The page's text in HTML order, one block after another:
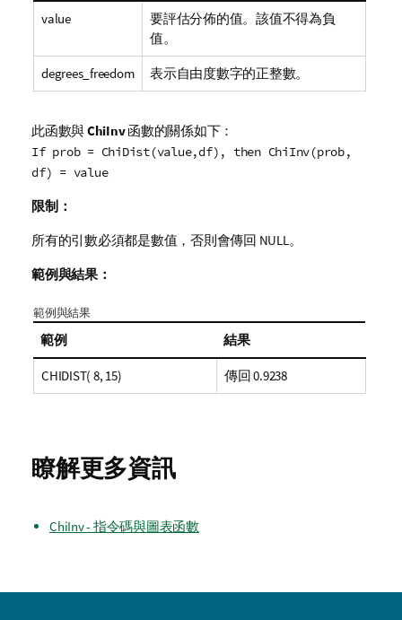
value
要評估分佈的值。該值不得為負
值。
degrees_freedom 表示自由度數字的正整數。
此函數與ChiInv函數的關係如下：
If prob = ChiDist(value,df), then ChiInv(prob,
df) = value
限制：
所有的引數必須都是數值，否則會傳回 NULL。
範例與結果：
範例與結果
範例 結果
CHIDIST( 8, 15) 傳回 0.9238
瞭解更多資訊
ChiInv - 指令碼與圖表函數